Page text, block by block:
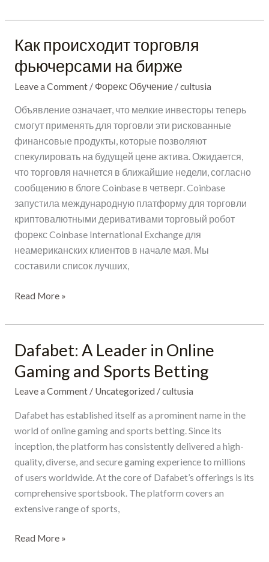
Как происходит торговля
фьючерсами на бирже
Leave a Comment / Форекс Обучение/cultusia
Объявление означает, что мелкие инвесторы теперь
смогут применять для торговли эти рискованные
финансовые продукты, которые позволяют
спекулировать на будущей цене актива. Ожидается,
что торговля начнется в ближайшие недели, согласно
сообщению в блоге Coinbase в четверг. Coinbase
запустила международную платформу для торговли
криптовалютными деривативами торговый робот
форекс Coinbase International Exchange для
неамериканских клиентов в начале мая. Мы
составили список лучших,
Как
происходит
торговля
фьючерсами
на бирже
Read More »
Dafabet: A Leader in Online
Gaming and Sports Betting
Leave a Comment / Uncategorized /cultusia
Dafabet has established itself as a prominent name in the
world of online gaming and sports betting. Since its
inception, the platform has consistently delivered a high-
quality, diverse, and secure gaming experience to millions
of users worldwide. At the core of Dafabet’s offerings is its
comprehensive sportsbook. The platform covers an
extensive range of sports,
Dafabet:
Leader
in
Read More »